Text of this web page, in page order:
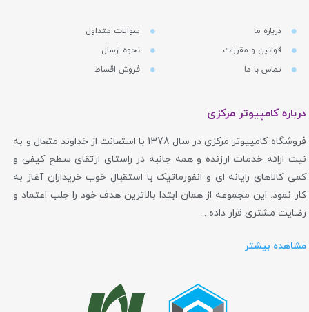
درباره ما
قوانین و مقررات
تماس با ما
سوالات متداول
نحوه ارسال
فروش اقساط
درباره کامپیوتر مرکزی
فروشگاه کامپیوتر مرکزی در سال 1378 با استعانت از خداوند متعال و به
نیت ارائه خدمات ارزنده و همه جانبه در راستای ارتقای سطح کیفی و
کمی کالاهای رایانه ای و انفورماتیک با استقبال خوب خریداران آغاز به
کار نمود. این مجموعه از همان ابتدا بالاترین هدف خود را جلب اعتماد و
رضایت مشتری قرار داده ...
مشاهده بیشتر